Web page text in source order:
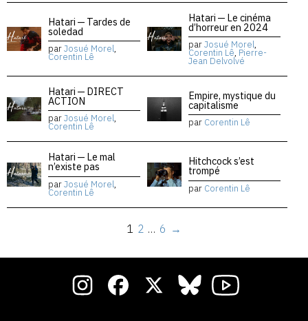
Hatari — Tardes de
soledad
parJosué Morel,
Corentin Lê
Hatari — Le cinéma
d’horreur en 2024
parJosué Morel,
Corentin Lê, Pierre-
Jean Delvolvé
Hatari — DIRECT
ACTION
parJosué Morel,
Corentin Lê
Empire, mystique du
capitalisme
par Corentin Lê
Hatari — Le mal
n’existe pas
parJosué Morel,
Corentin Lê
Hitchcock s’est
trompé
par Corentin Lê
1 2 … 6 →